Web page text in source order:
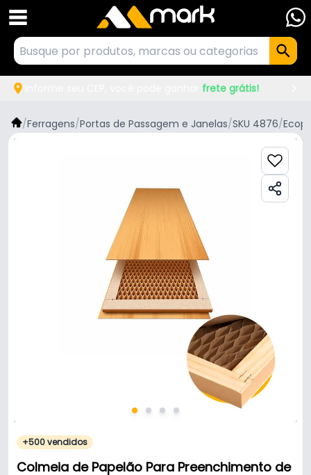
frete grátis!
/Ferragens/Portas de Passagem e Janelas/SKU 4876/
+500 vendidos
Colmeia de Papelão Para Preenchimento de